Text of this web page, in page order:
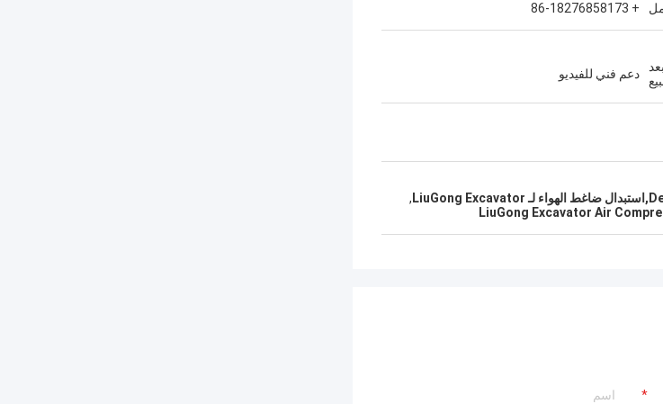
+ 86-18276858173
دعم فني للفيديو
,
LiuGong Excavator Air